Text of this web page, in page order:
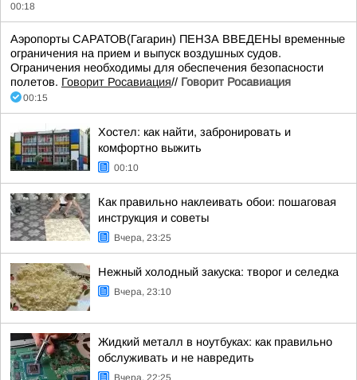
00:18
Аэропорты САРАТОВ(Гагарин) ПЕНЗА ВВЕДЕНЫ временные
ограничения на прием и выпуск воздушных судов.
Ограничения необходимы для обеспечения безопасности
полетов. Говорит Росавиация// Говорит Росавиация
00:15
Хостел: как найти, забронировать и
комфортно выжить
00:10
Как правильно наклеивать обои: пошаговая
инструкция и советы
Вчера, 23:25
Нежный холодный закуска: творог и селедка
Вчера, 23:10
Жидкий металл в ноутбуках: как правильно
обслуживать и не навредить
Вчера, 22:25